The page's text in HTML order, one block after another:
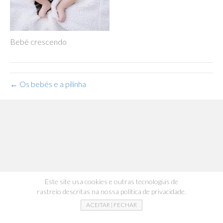
Bebé crescendo
← Os bebés e a pilinha
Este site usa cookies e outras tecnologias de
rastreio descritas na nossa politica de privacidade.
ACEITAR | FECHAR